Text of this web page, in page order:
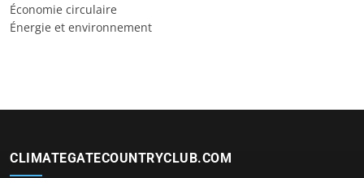
Économie circulaire
Énergie et environnement
CLIMATEGATECOUNTRYCLUB.COM